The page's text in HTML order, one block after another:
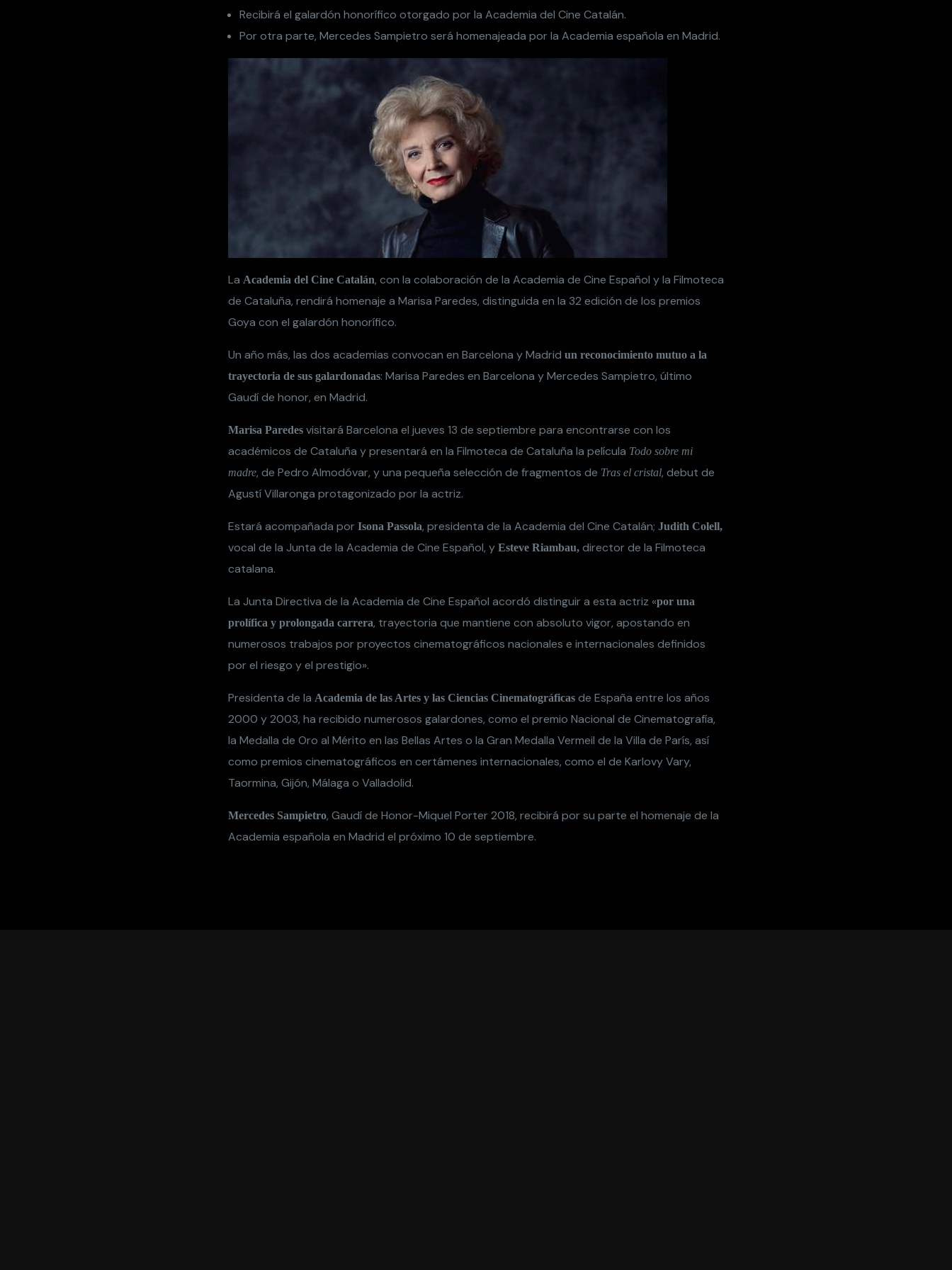
Recibirá el galardón honorífico otorgado por la Academia del Cine Catalán.
Por otra parte, Mercedes Sampietro será homenajeada por la Academia española en Madrid.
La Academia del Cine Catalán, con la colaboración de la Academia de Cine Español y la Filmoteca
de Cataluña, rendirá homenaje a Marisa Paredes, distinguida en la 32 edición de los premios
Goya con el galardón honorífico.
Un año más, las dos academias convocan en Barcelona y Madrid un reconocimiento mutuo a la
trayectoria de sus galardonadas: Marisa Paredes en Barcelona y Mercedes Sampietro, último
Gaudí de honor, en Madrid.
Marisa Paredes visitará Barcelona el jueves 13 de septiembre para encontrarse con los
académicos de Cataluña y presentará en la Filmoteca de Cataluña la película Todo sobre mi
madre, de Pedro Almodóvar, y una pequeña selección de fragmentos de Tras el cristal, debut de
Agustí Villaronga protagonizado por la actriz.
Estará acompañada por Isona Passola, presidenta de la Academia del Cine Catalán; Judith Colell,
vocal de la Junta de la Academia de Cine Español, y Esteve Riambau, director de la Filmoteca
catalana.
La Junta Directiva de la Academia de Cine Español acordó distinguir a esta actriz «por una
prolífica y prolongada carrera, trayectoria que mantiene con absoluto vigor, apostando en
numerosos trabajos por proyectos cinematográficos nacionales e internacionales definidos
por el riesgo y el prestigio».
Presidenta de la Academia de las Artes y las Ciencias Cinematográficas de España entre los años
2000 y 2003, ha recibido numerosos galardones, como el premio Nacional de Cinematografía,
la Medalla de Oro al Mérito en las Bellas Artes o la Gran Medalla Vermeil de la Villa de París, así
como premios cinematográficos en certámenes internacionales, como el de Karlovy Vary,
Taormina, Gijón, Málaga o Valladolid.
Mercedes Sampietro, Gaudí de Honor-Miquel Porter 2018, recibirá por su parte el homenaje de la
Academia española en Madrid el próximo 10 de septiembre.